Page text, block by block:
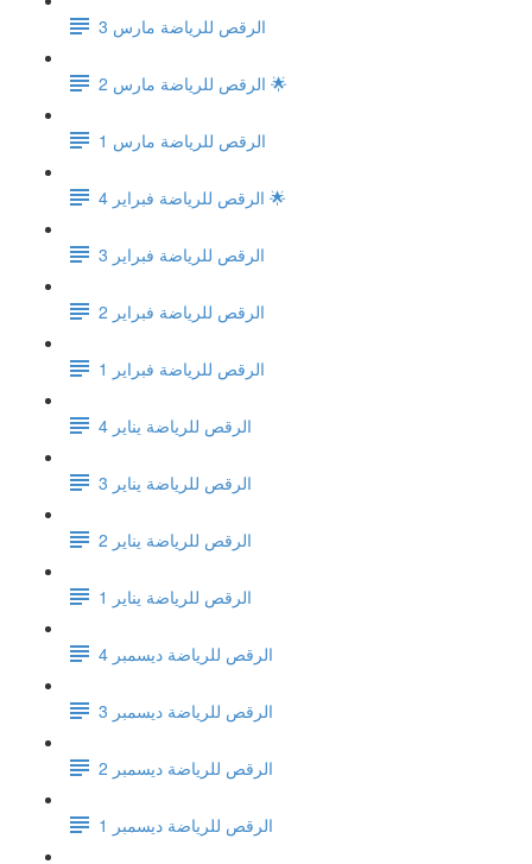
الرقص للرياضة مارس 3
الرقص للرياضة مارس 2 🌟
الرقص للرياضة مارس 1
الرقص للرياضة فبراير 4 🌟
الرقص للرياضة فبراير 3
الرقص للرياضة فبراير 2
الرقص للرياضة فبراير 1
الرقص للرياضة يناير 4
الرقص للرياضة يناير 3
الرقص للرياضة يناير 2
الرقص للرياضة يناير 1
الرقص للرياضة ديسمبر 4
الرقص للرياضة ديسمبر 3
الرقص للرياضة ديسمبر 2
الرقص للرياضة ديسمبر 1